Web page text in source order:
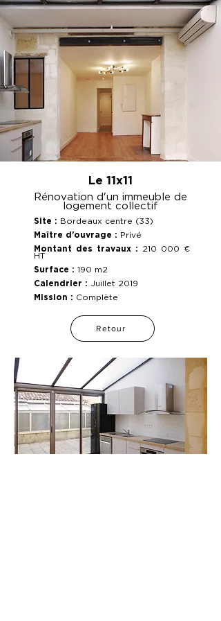
Le 11x11
Rénovation d'un immeuble de
logement collectif
Site : Bordeaux centre (33)
Maître d'ouvrage : Privé
Montant des travaux : 210 000 €
HT
Surface : 190 m2
Calendrier : Juillet 2019
Mission : Complète
Retour